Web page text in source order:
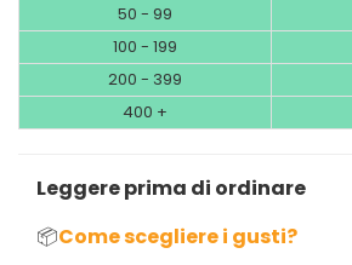
50 - 99
100 - 199
200 - 399
400 +
Leggere prima di ordinare
📦Come scegliere i gusti?